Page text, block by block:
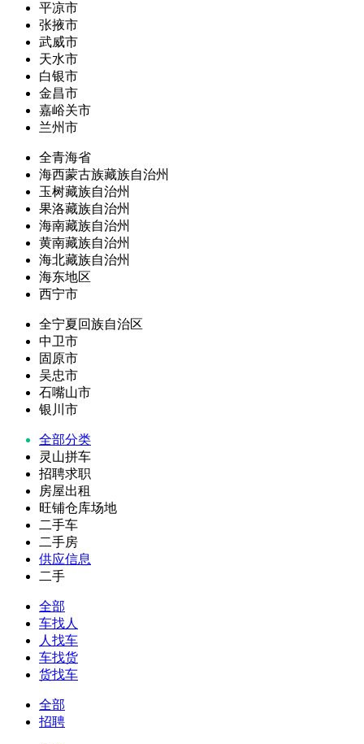
平凉市
张掖市
武威市
天水市
白银市
金昌市
嘉峪关市
兰州市
全青海省
海西蒙古族藏族自治州
玉树藏族自治州
果洛藏族自治州
海南藏族自治州
黄南藏族自治州
海北藏族自治州
海东地区
西宁市
全宁夏回族自治区
中卫市
固原市
吴忠市
石嘴山市
银川市
全部分类
灵山拼车
招聘求职
房屋出租
旺铺仓库场地
二手车
二手房
供应信息
二手
全部
车找人
人找车
车找货
货找车
全部
招聘